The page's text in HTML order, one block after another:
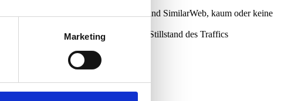
Marketing
zeigen andere, wie CognitiveSEO und SimilarWeb, kaum oder keine
andere einen nahezu vollständigen Stillstand des Traffics
sind empfehlenswert: